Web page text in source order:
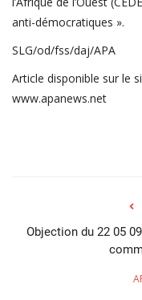
anti-démocratiques ».
SLG/od/fss/daj/APA
Article disponible sur le
www.apanews.net
Objection du 22 05